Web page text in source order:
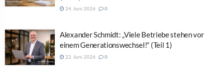
24. Juni 2026 0
Alexander Schmidt: „Viele Betriebe stehen vor
einem Generationswechsel!“ (Teil 1)
22. Juni 2026 0